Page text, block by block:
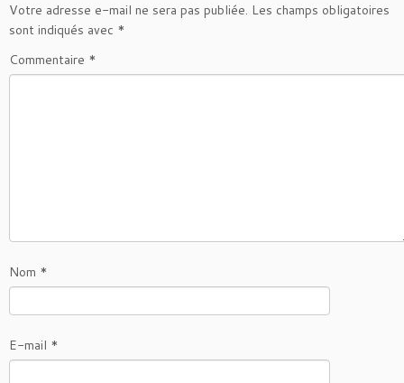
Votre adresse e-mail ne sera pas publiée. Les champs obligatoires
sont indiqués avec *
Commentaire *
Nom *
E-mail *